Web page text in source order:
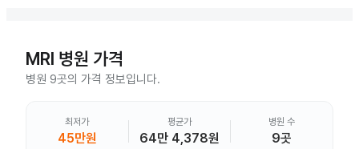
MRI 병원 가격
병원 9곳의 가격 정보입니다.
최저가
45만원
평균가
64만 4,378원
병원 수
9곳